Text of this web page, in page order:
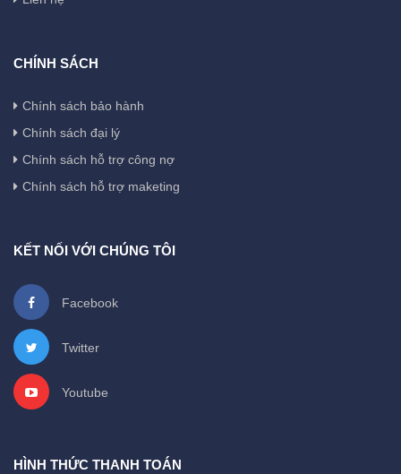
CHÍNH SÁCH
Chính sách bảo hành
Chính sách đại lý
Chính sách hỗ trợ công nợ
Chính sách hỗ trợ maketing
KẾT NỐI VỚI CHÚNG TÔI
Facebook
Twitter
Youtube
HÌNH THỨC THANH TOÁN